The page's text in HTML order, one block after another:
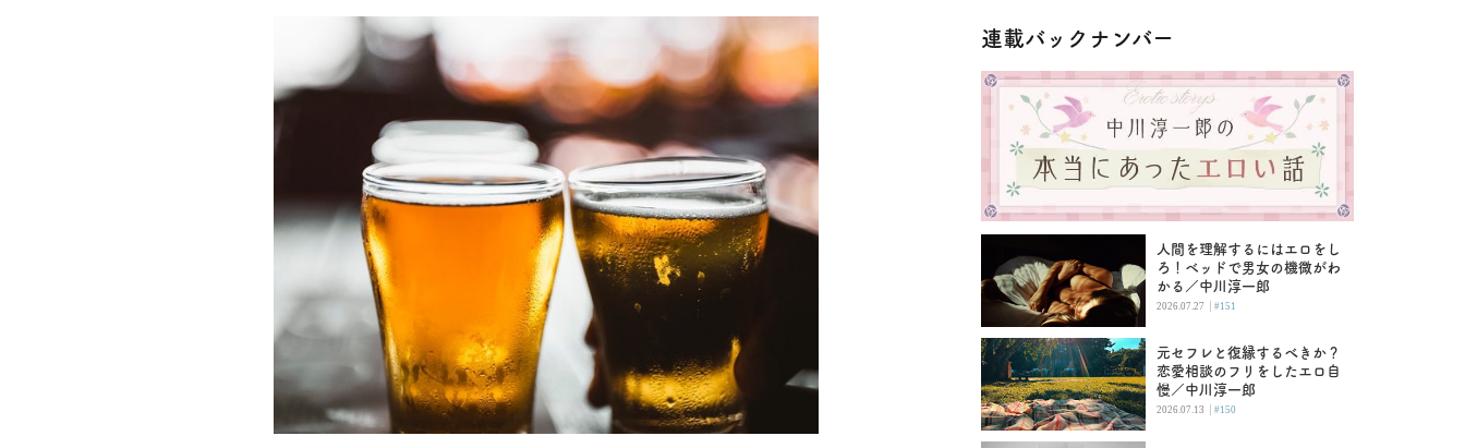
連載バックナンバー
人間を理解するにはエロをし
ろ！ベッドで男女の機微がわ
かる／中川淳一郎
2026.07.27 | #151
元セフレと復縁するべきか？
恋愛相談のフリをしたエロ自
慢／中川淳一郎
2026.07.13 | #150